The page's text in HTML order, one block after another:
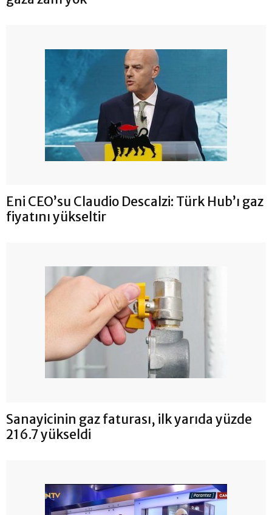
Eni CEO’su Claudio Descalzi: Türk Hub’ı gaz
fiyatını yükseltir
Sanayicinin gaz faturası, ilk yarıda yüzde
216.7 yükseldi